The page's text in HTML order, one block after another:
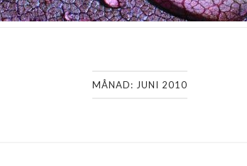
MÅNAD: JUNI 2010